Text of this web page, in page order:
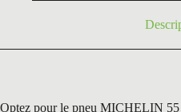
Optez pour le pneu MICHELIN